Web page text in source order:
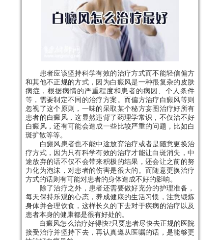
患者应该坚持科学有效的治疗方式而不能轻信偏方
和其他不正规的方式，因为白癜风是一种很复杂的皮肤
病症，根据病情的严重程度和患者的病因、个人条件
等，需要制定不同的治疗方案。而偏方治疗白癜风等则
忽视了这个原则，一味的采取某个秘方妄图治疗好所有
患者的白癜风，这显然违背了药理学常识，不仅治不好
白癜风，还有可能会造成一些比较严重的问题，比如白
斑扩散等等。
白癜风患者也不能中途放弃治疗或者是随意更换治
疗方式，因为只有科学有效的治疗才能让白斑消失，中
途放弃的话不仅不会带来积极的结果，还会让之前的努
力化为泡沫，对患者的伤害是很大的。而随意更换治疗
方式的话则有可能对患者的身体造成不好的影响。
除了治疗之外，患者还需要做好充分的护理准备，
每天保持乐观的心态，养成健康的生活习惯，注意锻炼
身体并合理饮食，这样长久的下去对于疾病的治疗以及
患者本身的健康都是很有好处的。
白癜风怎么治疗好得快?只要患者尽快去正规的医院
接受治疗并坚持下去，再认真遵从医嘱的话，是能够更